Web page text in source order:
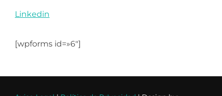
Linkedin
[wpforms id=»6″]